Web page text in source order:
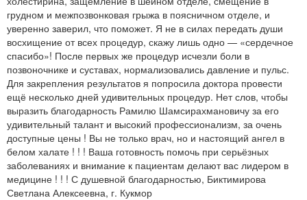
грудном и межпозвонковая грыжа в поясничном отделе, и
уверенно заверил, что поможет. Я не в силах передать души
восхищение от всех процедур, скажу лишь одно — «сердечное
спасибо»! После первых же процедур исчезли боли в
позвоночнике и суставах, нормализовались давление и пульс.
Для закрепления результатов я попросила доктора провести
ещё несколько дней удивительных процедур. Нет слов, чтобы
выразить благодарность Рамилю Шамсирахмановичу за его
удивительный талант и высокий профессионализм, за очень
доступные цены ! Вы не только врач, но и настоящий ангел в
белом халате ! ! ! Ваша готовность помочь при серьёзных
заболеваниях и внимание к пациентам делают вас лидером в
медицине ! ! ! С душевной благодарностью, Биктимирова
Светлана Алексеевна, г. Кукмор